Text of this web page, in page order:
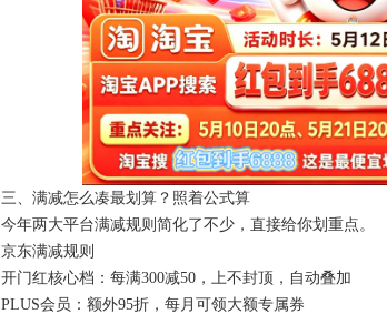
三、满减怎么凑最划算？照着公式算
今年两大平台满减规则简化了不少，直接给你划重点。
京东满减规则
开门红核心档：每满300减50，上不封顶，自动叠加
PLUS会员：额外95折，每月可领大额专属券